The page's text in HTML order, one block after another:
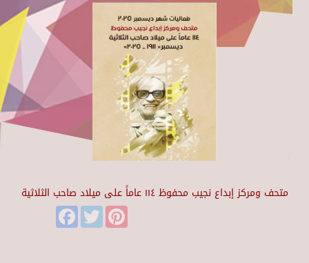
متحف ومركز إبداع نجيب محفوظ ١١٤ عاماً على ميلاد صاحب الثلاثية
FacebookTwitter